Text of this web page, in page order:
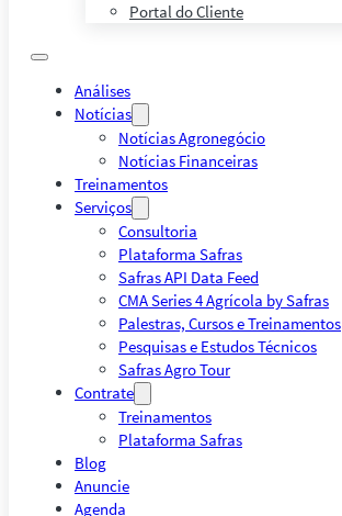
Portal do Cliente
Análises
Notícias
Notícias Agronegócio
Notícias Financeiras
Treinamentos
Serviços
Consultoria
Plataforma Safras
Safras API Data Feed
CMA Series 4 Agrícola by Safras
Palestras, Cursos e Treinamentos
Pesquisas e Estudos Técnicos
Safras Agro Tour
Contrate
Treinamentos
Plataforma Safras
Blog
Anuncie
Agenda